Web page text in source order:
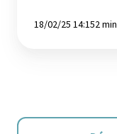
18/02/25 14:152